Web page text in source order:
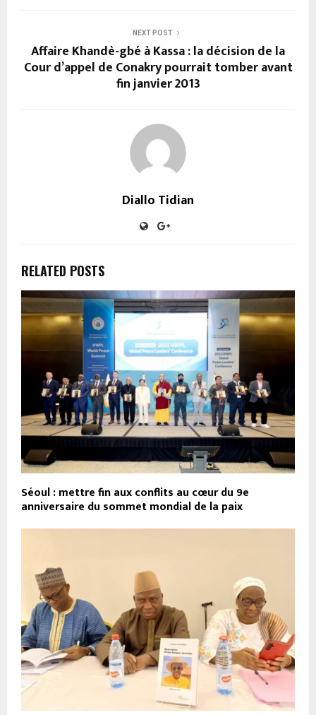
NEXT POST
Affaire Khandè-gbé à Kassa : la décision de la
Cour d’appel de Conakry pourrait tomber avant
fin janvier 2013
Diallo Tidian
RELATED POSTS
Séoul : mettre fin aux conflits au cœur du 9e
anniversaire du sommet mondial de la paix